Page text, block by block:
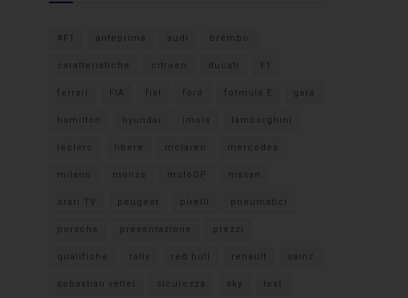
#F1 anteprima audi brembo
caratteristiche citroen ducati F1
ferrari FIA fiat ford formula E gara
hamilton hyundai imola lamborghini
leclerc libere mclaren mercedes
milano monza motoGP nissan
orari TV peugeot pirelli pneumatici
porsche presentazione prezzi
qualifiche rally red bull renault sainz
sebastian vettel sicurezza sky test